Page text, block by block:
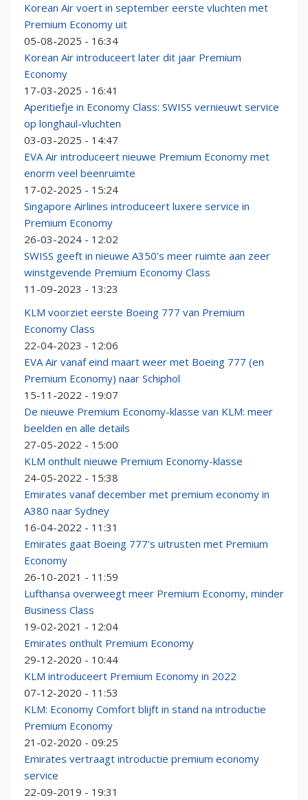
Korean Air voert in september eerste vluchten met
Premium Economy uit
05-08-2025 - 16:34
Korean Air introduceert later dit jaar Premium
Economy
17-03-2025 - 16:41
Aperitiefje in Economy Class: SWISS vernieuwt service
op longhaul-vluchten
03-03-2025 - 14:47
EVA Air introduceert nieuwe Premium Economy met
enorm veel beenruimte
17-02-2025 - 15:24
Singapore Airlines introduceert luxere service in
Premium Economy
26-03-2024 - 12:02
SWISS geeft in nieuwe A350's meer ruimte aan zeer
winstgevende Premium Economy Class
11-09-2023 - 13:23
KLM voorziet eerste Boeing 777 van Premium
Economy Class
22-04-2023 - 12:06
EVA Air vanaf eind maart weer met Boeing 777 (en
Premium Economy) naar Schiphol
15-11-2022 - 19:07
De nieuwe Premium Economy-klasse van KLM: meer
beelden en alle details
27-05-2022 - 15:00
KLM onthult nieuwe Premium Economy-klasse
24-05-2022 - 15:38
Emirates vanaf december met premium economy in
A380 naar Sydney
16-04-2022 - 11:31
Emirates gaat Boeing 777's uitrusten met Premium
Economy
26-10-2021 - 11:59
Lufthansa overweegt meer Premium Economy, minder
Business Class
19-02-2021 - 12:04
Emirates onthult Premium Economy
29-12-2020 - 10:44
KLM introduceert Premium Economy in 2022
07-12-2020 - 11:53
KLM: Economy Comfort blijft in stand na introductie
Premium Economy
21-02-2020 - 09:25
Emirates vertraagt introductie premium economy
service
22-09-2019 - 19:31